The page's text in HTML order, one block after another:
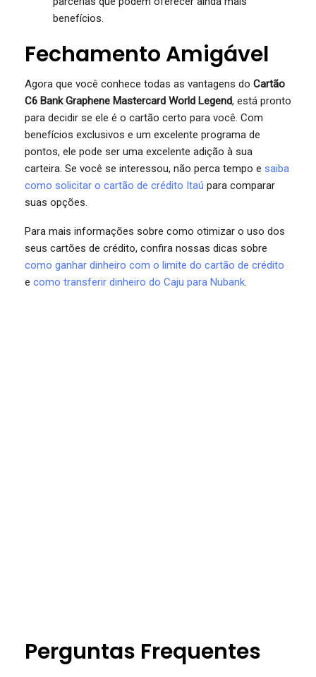
benefícios.
Fechamento Amigável
Agora que você conhece todas as vantagens do Cartão
C6 Bank Graphene Mastercard World Legend, está pronto
para decidir se ele é o cartão certo para você. Com
benefícios exclusivos e um excelente programa de
pontos, ele pode ser uma excelente adição à sua
carteira. Se você se interessou, não perca tempo e saiba
como solicitar o cartão de crédito Itaú para comparar
suas opções.
Para mais informações sobre como otimizar o uso dos
seus cartões de crédito, confira nossas dicas sobre
como ganhar dinheiro com o limite do cartão de crédito
e como transferir dinheiro do Caju para Nubank.
Perguntas Frequentes